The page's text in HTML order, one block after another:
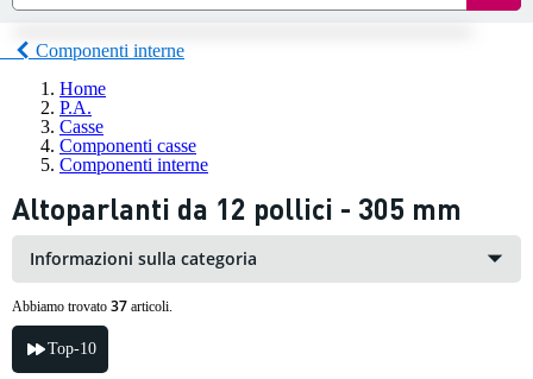
Componenti interne
Home
P.A.
Casse
Componenti casse
Componenti interne
Altoparlanti da 12 pollici - 305 mm
Informazioni sulla categoria
Abbiamo trovato 37 articoli.
Top-10